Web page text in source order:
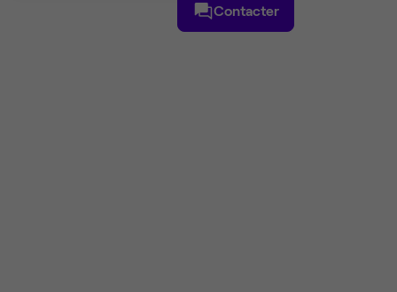
Contacter